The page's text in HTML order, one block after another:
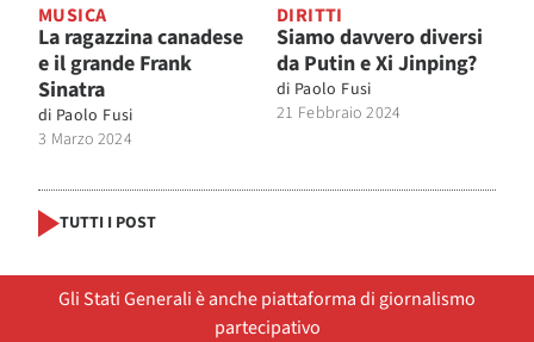
MUSICA
La ragazzina canadese
e il grande Frank
Sinatra
di Paolo Fusi
3 Marzo 2024
DIRITTI
Siamo davvero diversi
da Putin e Xi Jinping?
di Paolo Fusi
21 Febbraio 2024
TUTTI I POST
Gli Stati Generali è anche piattaforma di giornalismo
partecipativo